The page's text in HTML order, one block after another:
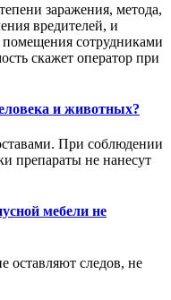
заражения, метода,
вредителей, и
помещения сотрудниками
скажет оператор при
и животных?
При соблюдении
препараты не нанесут
мебели не
оставляют следов, не